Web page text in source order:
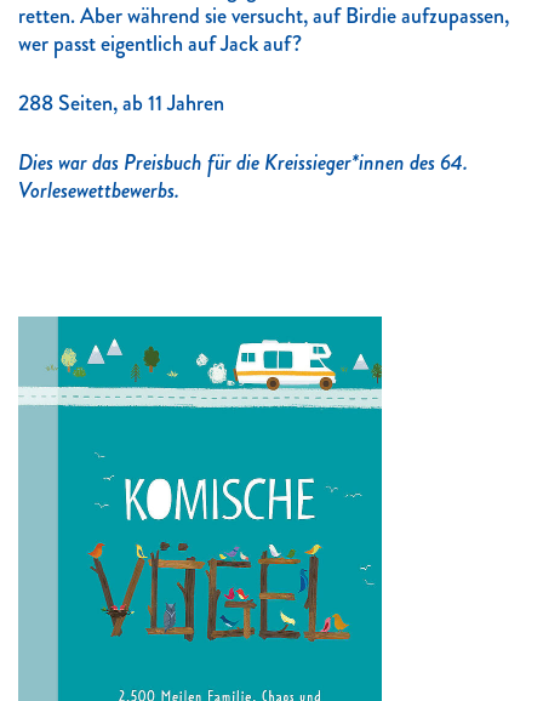
retten. Aber während sie versucht, auf Birdie aufzupassen,
wer passt eigentlich auf Jack auf?
288 Seiten, ab 11 Jahren
Dies war das Preisbuch für die Kreissieger*innen des 64.
Vorlesewettbewerbs.